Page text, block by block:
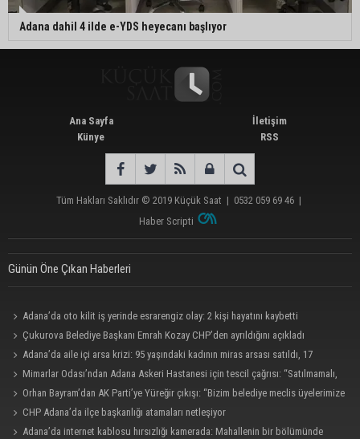
Adana dahil 4 ilde e-YDS heyecanı başlıyor
Ana Sayfa
Künye
İletişim
RSS
Tüm Hakları Saklıdır © 2019 Küçük Saat | 0532 059 69 46 |
Haber Scripti
Günün Öne Çıkan Haberleri
Adana’da oto kilit iş yerinde esrarengiz olay: 2 kişi hayatını kaybetti
Çukurova Belediye Başkanı Emrah Kozay CHP’den ayrıldığını açıkladı
Adana’da aile içi arsa krizi: 95 yaşındaki kadının miras arsası satıldı, 17
milyonun 13 milyonu harcandı
Mimarlar Odası’ndan Adana Askeri Hastanesi için tescil çağrısı: “Satılmamalı,
amaç dışı kullanılmamalı”
Orhan Bayram’dan AK Parti’ye Yüreğir çıkışı: “Bizim belediye meclis üyelerimize
ne yaptınız? Siz önce onu anlatın”
CHP Adana’da ilçe başkanlığı atamaları netleşiyor
Adana’da internet kablosu hırsızlığı kamerada: Mahallenin bir bölümünde